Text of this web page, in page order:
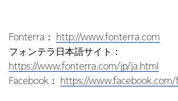
Fonterra： http://www.fonterra.com
フォンテラ日本語サイト：
https://www.fonterra.com/jp/ja.html
Facebook： https://